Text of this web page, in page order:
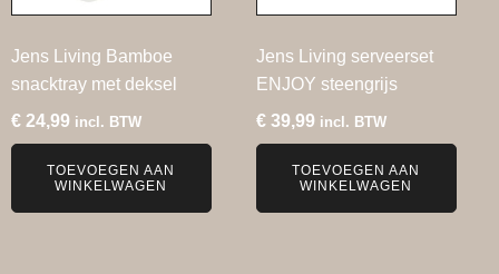
Jens Living Bamboe
snacktray met deksel
€ 24,99 incl. BTW
TOEVOEGEN AAN
WINKELWAGEN
Jens Living serveerset
ENJOY steengrijs
€39,99 incl. BTW
TOEVOEGEN AAN
WINKELWAGEN